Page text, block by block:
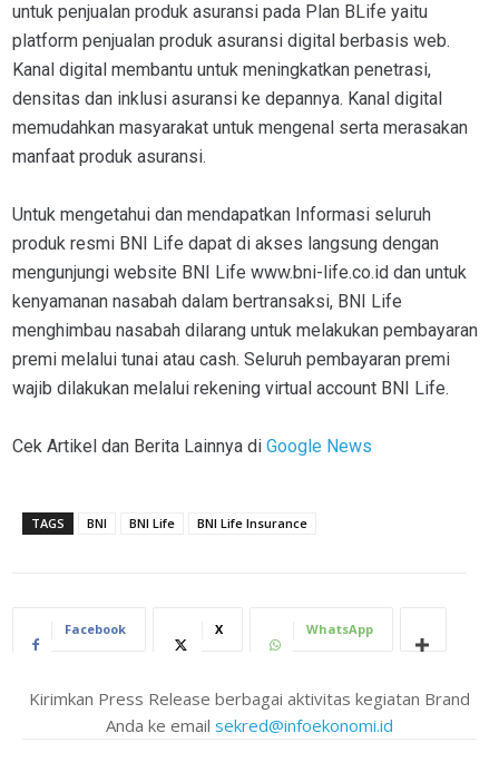
untuk penjualan produk asuransi pada Plan BLife yaitu
platform penjualan produk asuransi digital berbasis web.
Kanal digital membantu untuk meningkatkan penetrasi,
densitas dan inklusi asuransi ke depannya. Kanal digital
memudahkan masyarakat untuk mengenal serta merasakan
manfaat produk asuransi.
Untuk mengetahui dan mendapatkan Informasi seluruh
produk resmi BNI Life dapat di akses langsung dengan
mengunjungi website BNI Life www.bni-life.co.id dan untuk
kenyamanan nasabah dalam bertransaksi, BNI Life
menghimbau nasabah dilarang untuk melakukan pembayaran
premi melalui tunai atau cash. Seluruh pembayaran premi
wajib dilakukan melalui rekening virtual account BNI Life.
Cek Artikel dan Berita Lainnya di Google News
TAGS BNI BNI Life BNI Life Insurance
Facebook X WhatsApp
Kirimkan Press Release berbagai aktivitas kegiatan Brand
Anda ke email sekred@infoekonomi.id